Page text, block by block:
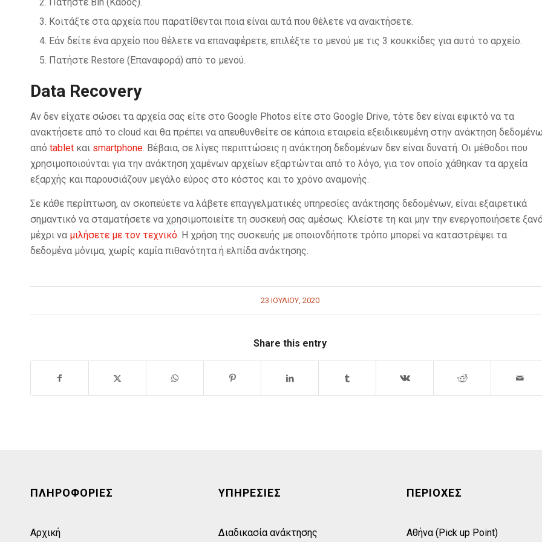
Πατήστε Bin (Κάδος).
Κοιτάξτε στα αρχεία που παρατίθενται ποια είναι αυτά που θέλετε να ανακτήσετε.
Εάν δείτε ένα αρχείο που θέλετε να επαναφέρετε, επιλέξτε το μενού με τις 3 κουκκίδες για αυτό το αρχείο.
Πατήστε Restore (Επαναφορά) από το μενού.
Data Recovery
Αν δεν είχατε σώσει τα αρχεία σας είτε στο Google Photos είτε στο Google Drive, τότε δεν είναι εφικτό να τα
ανακτήσετε από το cloud και θα πρέπει να απευθυνθείτε σε κάποια εταιρεία εξειδικευμένη στην ανάκτηση
από tablet και smartphone. Βέβαια, σε λίγες περιπτώσεις η ανάκτηση δεδομένων δεν είναι δυνατή. Οι μέθοδοι που
χρησιμοποιούνται για την ανάκτηση χαμένων αρχείων εξαρτώνται από το λόγο, για τον οποίο χάθηκαν τα αρχεία
εξαρχής και παρουσιάζουν μεγάλο εύρος στο κόστος και το χρόνο αναμονής.
Σε κάθε περίπτωση, αν σκοπεύετε να λάβετε επαγγελματικές υπηρεσίες ανάκτησης δεδομένων, είναι εξαιρετικά
σημαντικό να σταματήσετε να χρησιμοποιείτε τη συσκευή σας αμέσως. Κλείστε τη και μην την ενεργοποιήσετε
μέχρι να μιλήσετε με τον τεχνικό . Η χρήση της συσκευής με οποιονδήποτε τρόπο μπορεί να καταστρέψει τα
δεδομένα μόνιμα, χωρίς καμία πιθανότητα ή ελπίδα ανάκτησης.
23 ΙΟΥΛΊΟΥ, 2020
Share this entry
ΠΛΗΡΟΦΟΡΙΕΣ
Αρχική
ΥΠΗΡΕΣΙΕΣ
Διαδικασία ανάκτησης
ΠΕΡΙΟΧΕΣ
Αθήνα (Pick up Point)